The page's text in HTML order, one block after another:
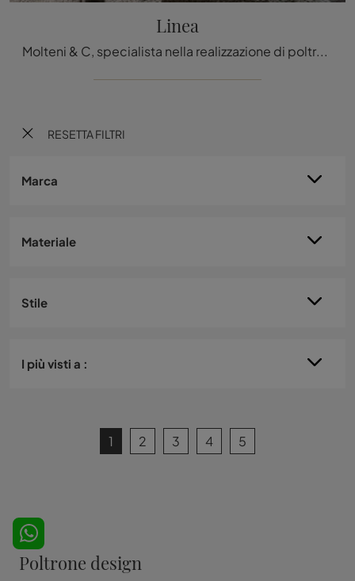
RESETTA FILTRI
Marca
Materiale
Stile
I più visti a :
Linea
Molteni & C, specialista nella realizzazione di poltroncine e salotti, ha ideato per il modello nella fotografia un ricercato ed elegante ...
1 2 3 4 5
Poltrone design